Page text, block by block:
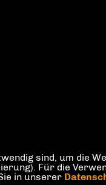
sind, um die
Für die
in unserer